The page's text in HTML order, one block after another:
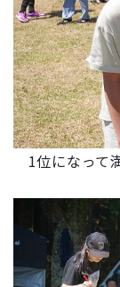
1位になって